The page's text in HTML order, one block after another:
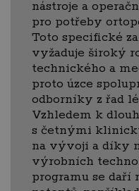
nástroje a
pro potřeby
Toto specifické
vyžaduje široký
technického a
proto úzce
odborníky z řad
Vzhledem k
s četnými
na vývoji a díky
výrobních
programu se